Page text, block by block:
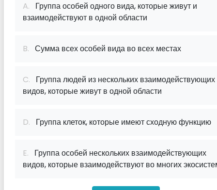
A. Группа особей одного вида, которые живут и
взаимодействуют в одной области
B. Сумма всех особей вида во всех местах
C. Группа людей из нескольких взаимодействующих
видов, которые живут в одной области
D. Группа клеток, которые имеют сходную функцию
E. Группа особей нескольких взаимодействующих
видов, которые взаимодействуют во многих